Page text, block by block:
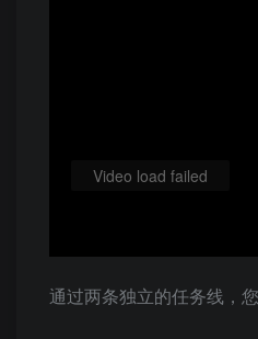
Video load failed
通过两条独立的任务线，